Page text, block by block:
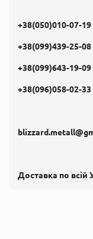
+38(050)010-07-19
+38(099)439-25-08
+38(099)643-19-09
+38(096)058-02-33
Доставка по всій